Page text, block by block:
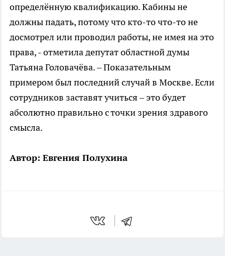
определённую квалификацию. Кабины не
должны падать, потому что кто-то что-то не
досмотрел или проводил работы, не имея на это
права, - отметила депутат областной думы
Татьяна Головачёва. – Показательным
примером был последний случай в Москве. Если
сотрудников заставят учиться – это будет
абсолютно правильно с точки зрения здравого
смысла.
Автор: Евгения Полухина